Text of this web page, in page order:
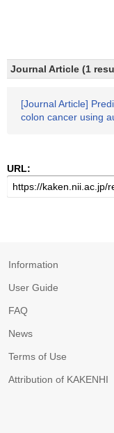
Journal Article (1
[Journal Article]
colon cancer using
URL:
Information
User Guide
FAQ
News
Terms of Use
Attribution of KAKENHI